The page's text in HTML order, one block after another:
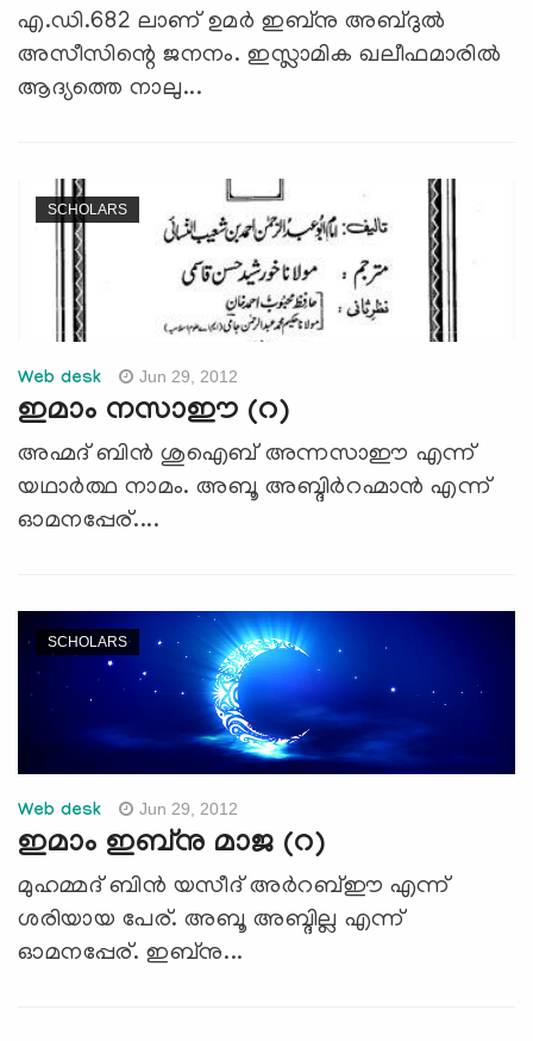
എ.ഡി.682 ലാണ്‌ ഉമർ ഇബ്നു അബ്ദുൽ
അസീസിന്റെ ജനനം. ഇസ്ലാമിക ഖലീഫമാരിൽ
ആദ്യത്തെ നാലു...
SCHOLARS
Web desk Jun 29, 2012
ഇമാം നസാഈ (റ)
അഹ്മദ് ബിന്‍ ശുഐബ് അന്നസാഈ എന്ന്
യഥാര്‍ത്ഥ നാമം. അബൂ അബ്ദിര്‍റഹ്മാന്‍ എന്ന്
ഓമനപ്പേര്....
SCHOLARS
Web desk Jun 29, 2012
ഇമാം ഇബ്‌നു മാജ (റ)
മുഹമ്മദ് ബിന്‍ യസീദ് അര്‍റബ്ഈ എന്ന്
ശരിയായ പേര്. അബൂ അബ്ദില്ല എന്ന്
ഓമനപ്പേര്. ഇബ്‌നു...